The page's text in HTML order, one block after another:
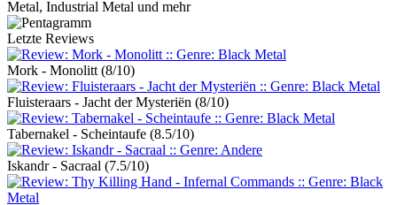
Metal, Industrial Metal und mehr
Letzte Reviews
Mork - Monolitt (8/10)
Fluisteraars - Jacht der Mysteriën (8/10)
Tabernakel - Scheintaufe (8.5/10)
Iskandr - Sacraal (7.5/10)